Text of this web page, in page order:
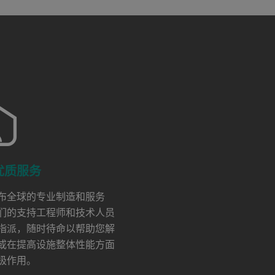
质服务
全球的专业制造和服务
的支持工程师和技术人员
派，随时待命以帮助您解
在提高设施整体性能方面
作用。